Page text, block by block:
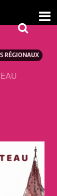
RÉGIONAUX